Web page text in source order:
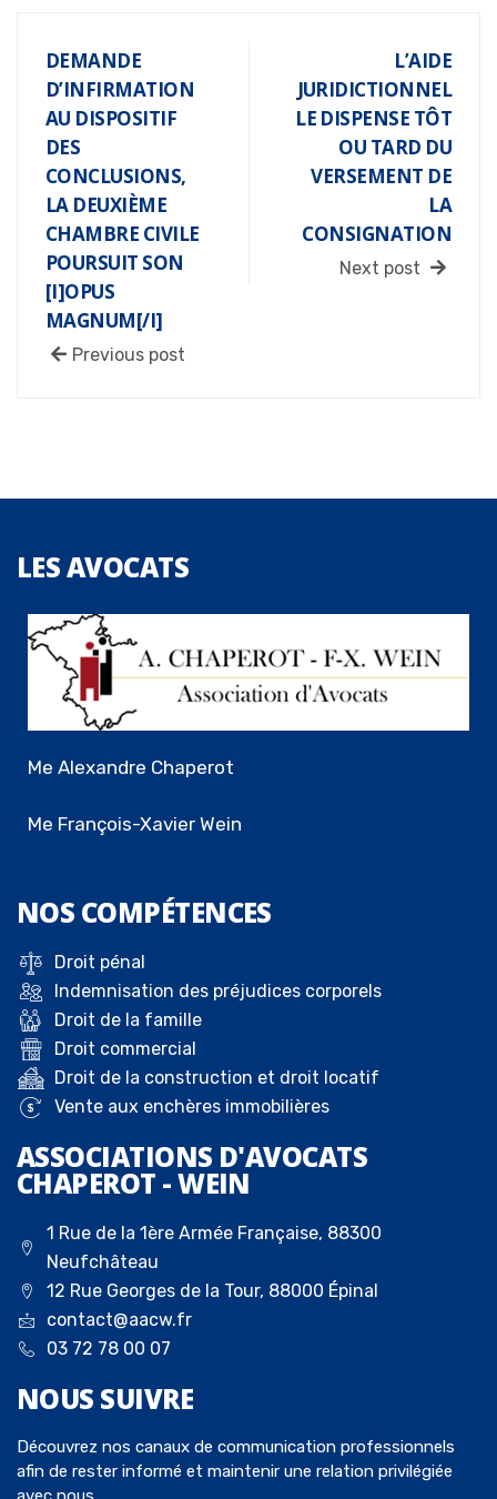
DEMANDE
D’INFIRMATION
AU DISPOSITIF
DES
CONCLUSIONS,
LA DEUXIÈME
CHAMBRE CIVILE
POURSUIT SON
[I]OPUS
MAGNUM[/I]
Previous post
L’AIDE
JURIDICTIONNEL
LE DISPENSE TÔT
OU TARD DU
VERSEMENT DE
LA
CONSIGNATION
Next post
LESAVOCATS
Me Alexandre Chaperot
Me François-Xavier Wein
NOS COMPÉTENCES
Droit pénal
Indemnisation des préjudices corporels
Droit de la famille
Droit commercial
Droit de la construction et droit locatif
Vente aux enchères immobilières
ASSOCIATIONS D'AVOCATS
CHAPEROT - WEIN
1 Rue de la 1ère Armée Française, 88300
Neufchâteau
12 Rue Georges de la Tour, 88000 Épinal
contact@aacw.fr
03 72 78 00 07
NOUS SUIVRE
Découvrez nos canaux de communication professionnels
afin de rester informé et maintenir une relation privilégiée